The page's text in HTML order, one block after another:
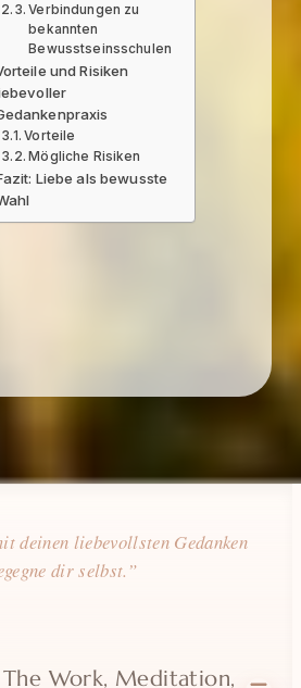
Verbindungen zu
bekannten
Bewusstseinsschulen
und Risiken
Vorteile
Mögliche Risiken
Liebe als bewusste
Work, Meditation,